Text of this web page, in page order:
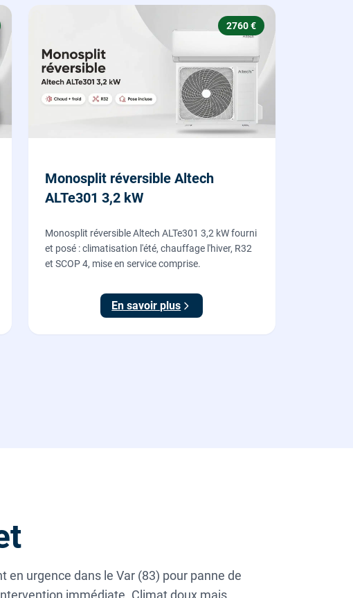
2760 €
Monosplit réversible Altech
ALTe301 3,2 kW
Monosplit réversible Altech ALTe301 3,2 kW fourni
et posé : climatisation l'été, chauffage l'hiver, R32
et SCOP 4, mise en service comprise.
En savoir plus
urgence dans le Var (83) pour panne de
immédiate. Climat doux mais